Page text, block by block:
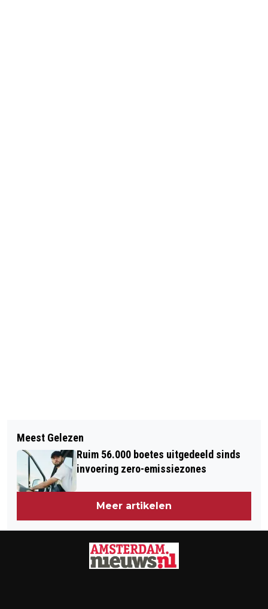
HOEVEEL KAN IK LENEN VOOR EEN
HYPOTHEEK?
VACATURE NIEUWS.NL
Meest Gelezen
Ruim 56.000 boetes uitgedeeld sinds
invoering zero-emissiezones
Meer artikelen